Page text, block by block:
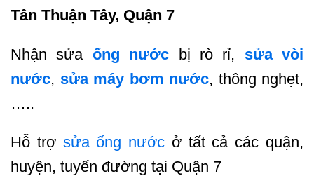
Tân Thuận Tây, Quận 7
Nhận sửa ống nước bị rò rỉ, sửa vòi
nước, sửa máy bơm nước, thông nghẹt,
…..
Hỗ trợ sửa ống nước ở tất cả các quận,
huyện, tuyến đường tại Quận 7